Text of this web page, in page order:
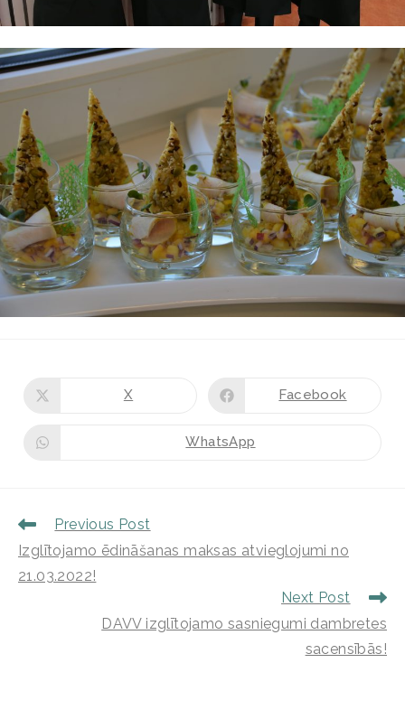
X Facebook
WhatsApp
Previous Post
Izglītojamo ēdināšanas maksas atvieglojumi no
21.03.2022!
Next Post
DAVV izglītojamo sasniegumi dambretes
sacensībās!